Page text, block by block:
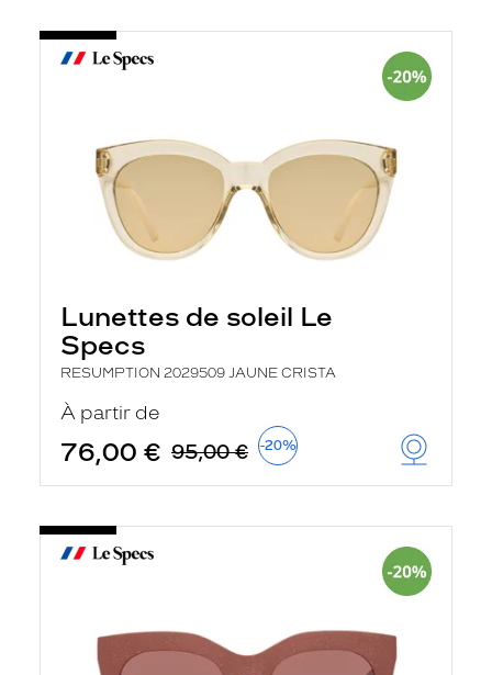
Lunettes de soleil Le
Specs
RESUMPTION 2029509 JAUNE CRISTA
À partir de
76,00 € 95,00 € -20%